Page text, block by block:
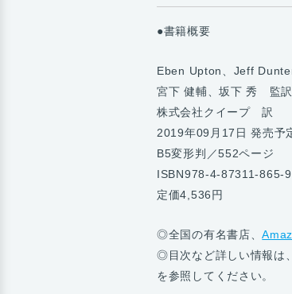
●書籍概要
Eben Upton、Jeff
宮下 健輔、坂下 秀 監訳
株式会社クイープ 訳
2019年09月17日 発売予
B5変形判／552ページ
ISBN978-4-87311-865-9
定価4,536円
◎全国の有名書店、
◎目次など詳しい情報は
を参照してください。